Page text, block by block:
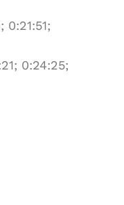
0:21:51;
0:24:25;